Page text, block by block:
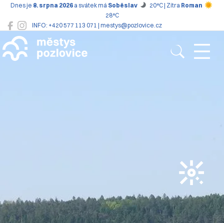
INFO: +420 577 113 071 | mestys@pozlovice.cz
Dnes je 8. srpna 2026 a svátek má Soběslav 20°C | Zítra Roman
28°C
Pozlovice